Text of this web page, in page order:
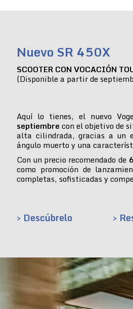
Nuevo SR 450X
SCOOTER CON VOCACIÓN
(Disponible a partir de
Aquí lo tienes, el nuevo
septiembre con el objetivo de
alta cilindrada, gracias a un
ángulo muerto y una
Con un precio recomendado de
como promoción de
completas, sofisticadas y
> Descúbrelo >